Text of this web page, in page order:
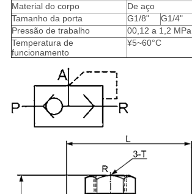
Material do corpo
De aço
Tamanho da porta
G1/8" G1/4"
Pressão de trabalho
00,12 a 1,2 MPa
Temperatura de
funcionamento
¥5~60°C